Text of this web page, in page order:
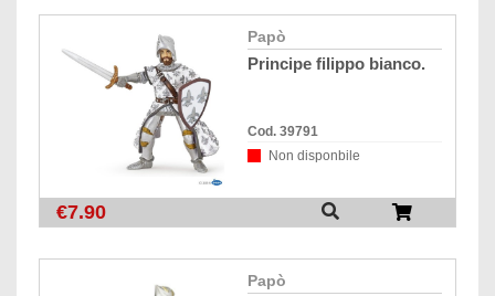
papò
principe filippo bianco.
Cod. 39791
Non disponbile
€7.90
papò